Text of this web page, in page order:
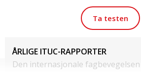
Ta testen
ÅRLIGE ITUC-RAPPORTER
Den internasjonale